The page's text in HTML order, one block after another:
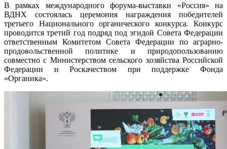
В рамках международного форума-выставки «Россия» на
ВДНХ состоялась церемония награждения победителей
третьего Национального органического конкурса. Конкурс
проводится третий год подряд под эгидой Совета Федерации
ответственным Комитетом Совета Федерации по аграрно-
продовольственной политике и природопользованию
совместно с Министерством сельского хозяйства Российской
Федерации и Роскачеством при поддержке Фонда
«Органика».